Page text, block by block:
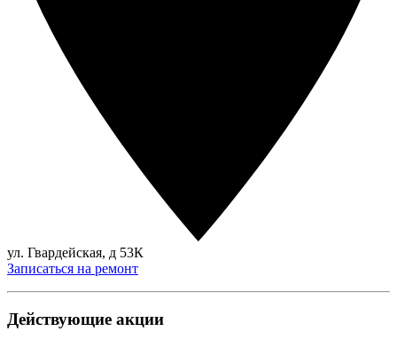
ул. Гвардейская, д 53К
Записаться на ремонт
Действующие акции